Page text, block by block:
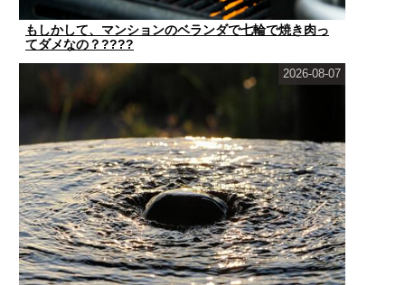
もしかして、マンションのベランダで七輪で焼き肉っ
てダメなの？????
2026-08-07